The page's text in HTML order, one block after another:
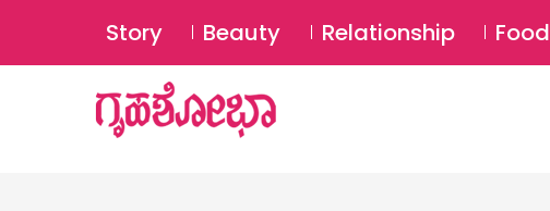
Story Beauty Relationship Food